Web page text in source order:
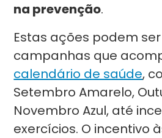
na prevenção.
Estas ações podem
campanhas que
calendário de saúde,
Setembro Amarelo,
Novembro Azul, até
exercícios. O incentivo